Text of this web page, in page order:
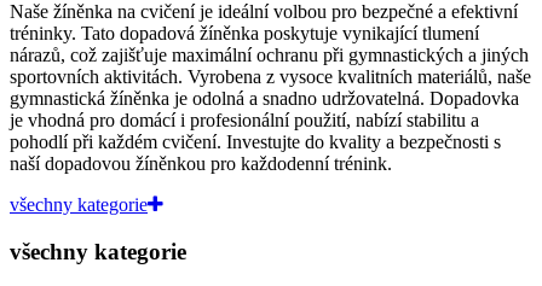
Naše žíněnka na cvičení je ideální volbou pro bezpečné a efektivní
tréninky. Tato dopadová žíněnka poskytuje vynikající tlumení
nárazů, což zajišťuje maximální ochranu při gymnastických a jiných
sportovních aktivitách. Vyrobena z vysoce kvalitních materiálů, naše
gymnastická žíněnka je odolná a snadno udržovatelná. Dopadovka
je vhodná pro domácí i profesionální použití, nabízí stabilitu a
pohodlí při každém cvičení. Investujte do kvality a bezpečnosti s
naší dopadovou žíněnkou pro každodenní trénink.
všechny kategorie
všechny kategorie